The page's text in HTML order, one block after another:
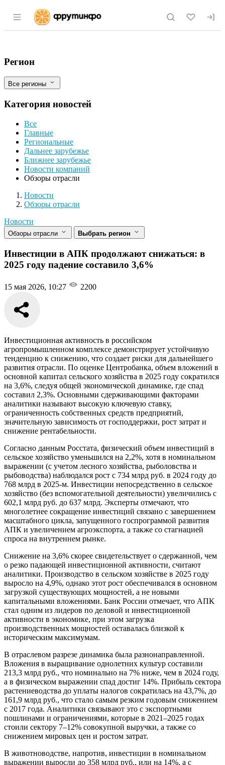
Раздел навигации по сайту fruitinfo.ru
Инвестиции в АПК продолжают
Фильтры
Регион
Все регионы
Категория новостей
Все
Главные
Региональные
Дальнее зарубежье
Ближнее зарубежье
Новости компаний
Обзоры отрасли
Новости
Разделы
Новости
Обзоры отрасли
Новости
Обзоры отрасли Выбрать регион
Инвестиции в АПК продолжают снижаться: в
2025 году падение составило 3,6%
15 мая 2026, 10:27 2200
Инвестиционная активность в российском
агропромышленном комплексе демонстрирует устойчивую
тенденцию к снижению, что создает риски для дальнейшего
развития отрасли. По оценке Центробанка, объем вложений в
основной капитал сельского хозяйства в 2025 году сократился
на 3,6%, следуя общей экономической динамике, где спад
составил 2,3%. Основными сдерживающими факторами
аналитики называют высокую ключевую ставку,
ограниченность собственных средств предприятий,
значительную зависимость от господдержки, рост затрат и
снижение рентабельности.
Согласно данным Росстата, физический объем инвестиций в
сельское хозяйство уменьшился на 2,2%, хотя в номинальном
выражении (с учетом лесного хозяйства, рыболовства и
рыбоводства) наблюдался рост с 734 млрд руб. в 2024 году до
768 млрд в 2025-м. Инвестиции непосредственно в сельское
хозяйство (без вспомогательной деятельности) увеличились с
602,1 млрд руб. до 637 млрд. Эксперты отмечают, что
многолетнее сокращение инвестиций связано с завершением
масштабного цикла, запущенного госпрограммой развития
АПК и увеличением агроэкспорта, а также со стагнацией
спроса на внутреннем рынке.
Снижение на 3,6% скорее свидетельствует о сдержанной, чем
о резко падающей инвестиционной активности, считают
аналитики. Производство в сельском хозяйстве в 2025 году
выросло на 4,9%, однако этот рост обеспечивался в основном
загрузкой существующих мощностей, а не новыми
капитальными вложениями. Банк России отмечает, что АПК
стал одним из лидеров по деловой и инвестиционной
активности в экономике, при этом загрузка
производственных мощностей оставалась близкой к
историческим максимумам.
В отраслевом разрезе динамика была разнонаправленной.
Вложения в выращивание однолетних культур составили
213,3 млрд руб., что номинально на 7% ниже, чем в 2024 году,
а в физическом выражении спад достиг 14%. Прибыль сектора
растениеводства до уплаты налогов сократилась на 43,7%, до
161,9 млрд руб., что стало самым резким годовым снижением
с 2017 года. Аналитики связывают это с экспортными
пошлинами и ограничениями, которые в 2021–2025 годах
стоили сектору 7–12% совокупной выручки, а также со
снижением мировых цен и ростом затрат.
В животноводстве, напротив, инвестиции в номинальном
выражении выросли до 358 млрд руб., или на 14%, а с